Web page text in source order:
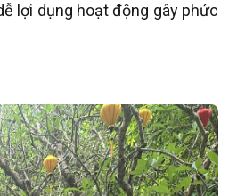
lợi dụng hoạt động gây phức